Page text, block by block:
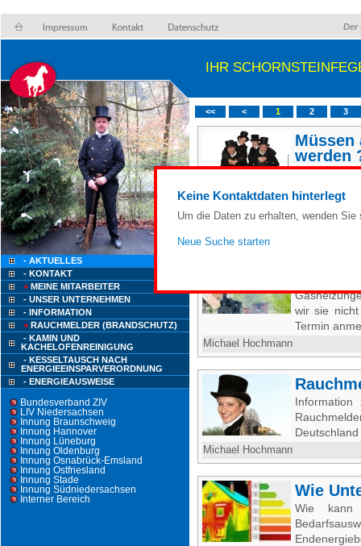
Der
- AKTUELLES
- KONTAKT
+ MEINE MITARBEITER
- UNSER UNTERNEHMEN
- INFORMATION
+ RAUCHMELDER (BRANDSCHUTZ)
- KAMIN UND
KACHELOFENREINIGUNG
- KESSELTAUSCH NACH
ENERGIEEINSPARVERORDNUNG
- ENERGIEAUSWEISE
Bundesverband ZIV
LIV Niedersachsen
Innung Braunschweig
Innung Hannover
Innung Lüneburg
Innung Oldenburg
Innung Osnabrück-Emsland
Innung Ostfriesland
Innung Stade
Innung Südniedersachsen
Interner Bereich
IHR
<< < 1 2 3
Müssen
werden
Parameter
Michael Hochmann
wir sie
Termin
Michael Hochmann
Michael Hochmann
Wie
Wie kann
Keine Kontaktdaten hinterlegt
Um die Daten zu erhalten, wenden
Neue Suche starten